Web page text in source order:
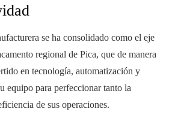
se ha consolidado como el eje
regional de Pica, que de manera
en tecnología, automatización y
equipo para perfeccionar tanto la
de sus operaciones.